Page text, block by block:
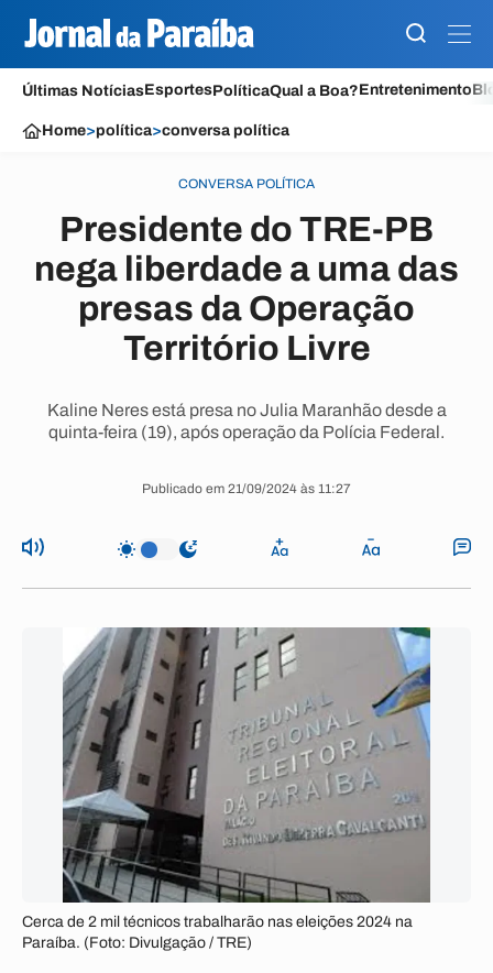
Últimas NotíciasEsportesPolíticaQual a Boa?Entretenimento
Home>política>conversa política
CONVERSA POLÍTICA
Presidente do TRE-PB
nega liberdade a uma das
presas da Operação
Território Livre
Kaline Neres está presa no Julia Maranhão desde a
quinta-feira (19), após operação da Polícia Federal.
Publicado em 21/09/2024 às 11:27
Cerca de 2 mil técnicos trabalharão nas eleições 2024 na
Paraíba. (Foto: Divulgação / TRE)